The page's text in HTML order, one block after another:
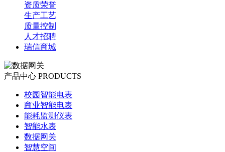
资质荣誉
生产工艺
质量控制
人才招聘
瑞信商城
产品中心 PRODUCTS
校园智能电表
商业智能电表
能耗监测仪表
智能水表
数据网关
智慧空间